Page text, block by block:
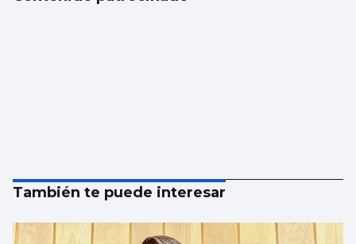
También te puede interesar